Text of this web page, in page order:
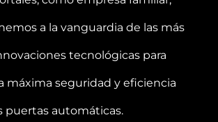
a la vanguardia de las más
tecnológicas para
máxima seguridad y eficiencia
puertas automáticas.